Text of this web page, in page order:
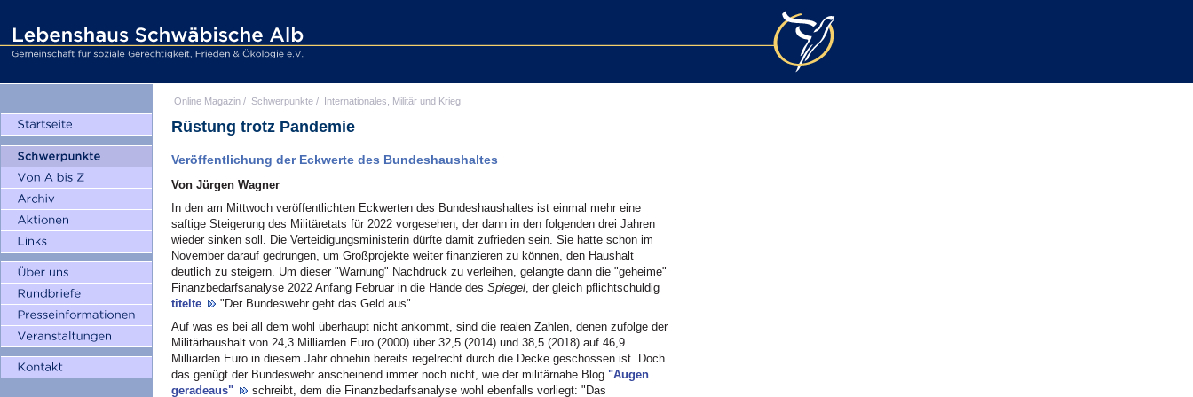
Online Magazin / Schwerpunkte / Internationales, Militär und Krieg
Rüstung trotz Pandemie
Veröffentlichung der Eckwerte des Bundeshaushaltes
Von Jürgen Wagner
In den am Mittwoch veröffentlichten Eckwerten des Bundeshaushaltes ist einmal mehr eine
saftige Steigerung des Militäretats für 2022 vorgesehen, der dann in den folgenden drei Jahren
wieder sinken soll. Die Verteidigungsministerin dürfte damit zufrieden sein. Sie hatte schon im
November darauf gedrungen, um Großprojekte weiter finanzieren zu können, den Haushalt
deutlich zu steigern. Um dieser "Warnung" Nachdruck zu verleihen, gelangte dann die "geheime"
Finanzbedarfsanalyse 2022 Anfang Februar in die Hände des Spiegel, der gleich pflichtschuldig
titelte
"Der Bundeswehr geht das Geld aus".
Auf was es bei all dem wohl überhaupt nicht ankommt, sind die realen Zahlen, denen zufolge der
Militärhaushalt von 24,3 Milliarden Euro (2000) über 32,5 (2014) und 38,5 (2018) auf 46,9
Milliarden Euro in diesem Jahr ohnehin bereits regelrecht durch die Decke geschossen ist. Doch
das genügt der Bundeswehr anscheinend immer noch nicht, wie der militärnahe Blog "Augen
geradeaus"
schreibt, dem die Finanzbedarfsanalyse wohl ebenfalls vorliegt: "Das